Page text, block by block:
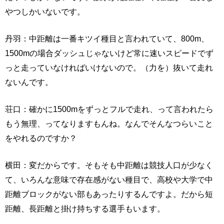
やつしかいないです。
丹羽：中距離は一番キツイ種目と言われていて、800m、
1500mの場合ダッシュじゃないけど常に速いスピードでず
っと走っていなければいけないので。（力を）抜いて走れ
ないんです。
荘口：確かに1500mをずっとフルで走れ、って言われたら
もう無理、ってなりますもんね。なんでそんなつらいこと
をやれるのですか？
横田：変だからです。そもそも中距離は競技人口が少なく
て、いろんな意味で存在感がない種目で、高校や大学で中
距離ブロックがない部もあったりするんですよ。だから短
距離、長距離と掛け持ちする選手もいます。